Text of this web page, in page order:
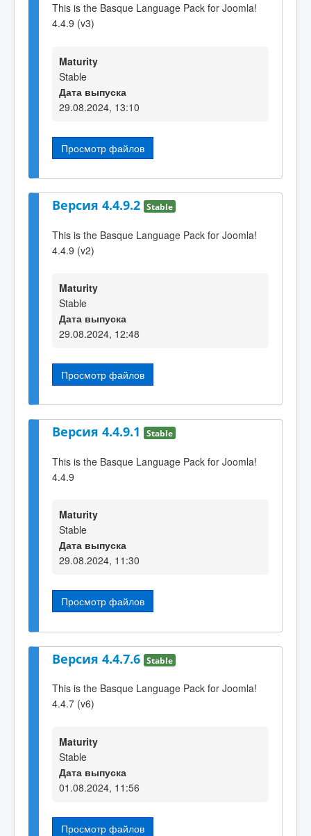
This is the Basque Language Pack for Joomla!
4.4.9 (v3)
Maturity
Stable
Дата выпуска
29.08.2024, 13:10
Просмотр файлов
Версия 4.4.9.2 Stable
This is the Basque Language Pack for Joomla!
4.4.9 (v2)
Maturity
Stable
Дата выпуска
29.08.2024, 12:48
Просмотр файлов
Версия 4.4.9.1 Stable
This is the Basque Language Pack for Joomla!
4.4.9
Maturity
Stable
Дата выпуска
29.08.2024, 11:30
Просмотр файлов
Версия 4.4.7.6 Stable
This is the Basque Language Pack for Joomla!
4.4.7 (v6)
Maturity
Stable
Дата выпуска
01.08.2024, 11:56
Просмотр файлов